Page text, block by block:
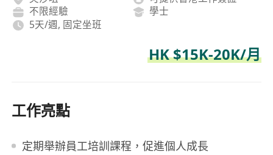
不限經驗
學士
5天/週, 固定坐班
HK $15K-20K/月
工作亮點
定期舉辦員工培訓課程，促進個人成長